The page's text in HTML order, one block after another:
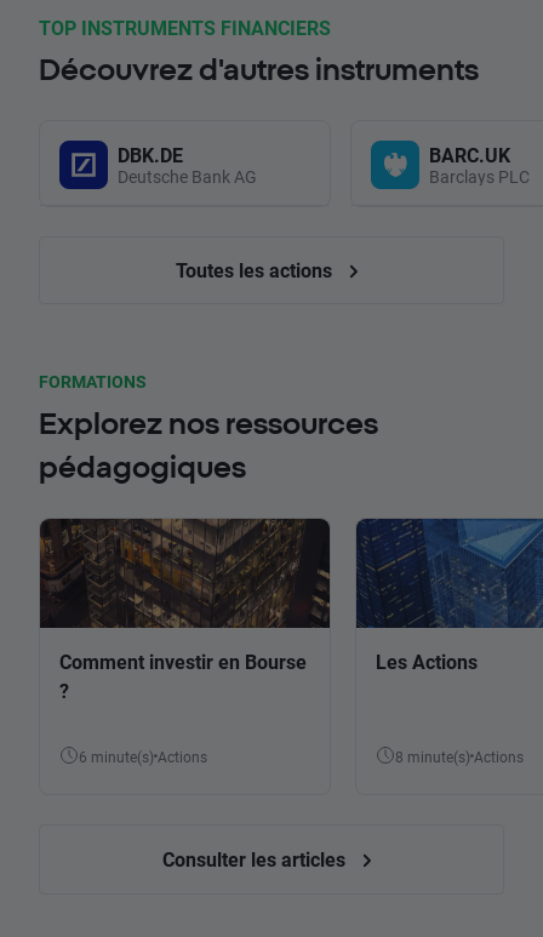
TOP INSTRUMENTS FINANCIERS
Découvrez d'autres instruments
DBK.DE
Deutsche Bank AG
BARC.UK
Barclays PLC
Toutes les actions
FORMATIONS
Explorez nos ressources
pédagogiques
Comment investir en Bourse
?
6 minute(s) Actions
Les Actions
8 minute(s) Actions
Consulter les articles